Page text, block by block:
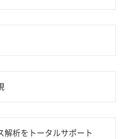
解析をトータルサポート